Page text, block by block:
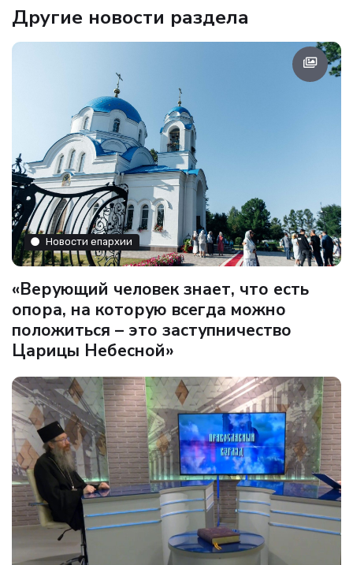
Другие новости раздела
Новости епархии
«Верующий человек знает, что есть
опора, на которую всегда можно
положиться – это заступничество
Царицы Небесной»